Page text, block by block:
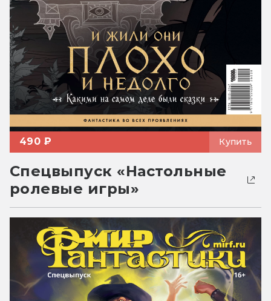
490 ₽ Купить
Спецвыпуск «Настольные
ролевые игры»